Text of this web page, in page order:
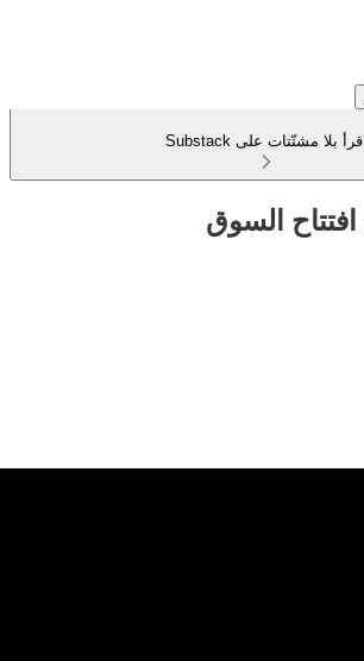
اقرأ بلا مشتّتات على Substack